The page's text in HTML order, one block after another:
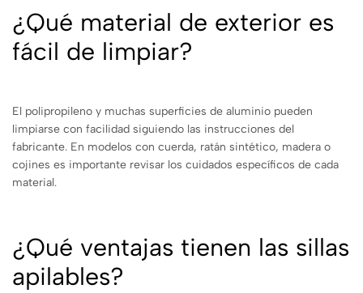
¿Qué material de exterior es
fácil de limpiar?
El polipropileno y muchas superficies de aluminio pueden
limpiarse con facilidad siguiendo las instrucciones del
fabricante. En modelos con cuerda, ratán sintético, madera o
cojines es importante revisar los cuidados específicos de cada
material.
¿Qué ventajas tienen las sillas
apilables?